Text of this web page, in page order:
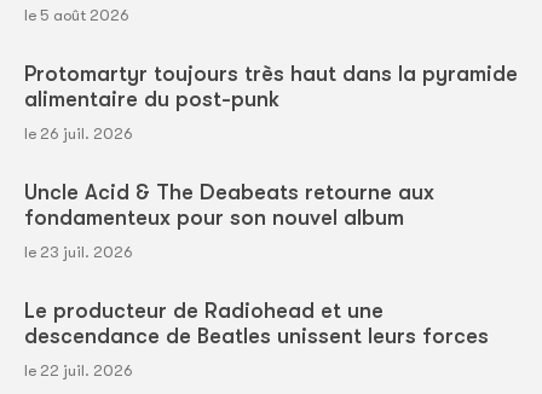
le 5 août 2026
Protomartyr toujours très haut dans la pyramide
alimentaire du post-punk
le 26 juil. 2026
Uncle Acid & The Deabeats retourne aux
fondamenteux pour son nouvel album
le 23 juil. 2026
Le producteur de Radiohead et une
descendance de Beatles unissent leurs forces
le 22 juil. 2026